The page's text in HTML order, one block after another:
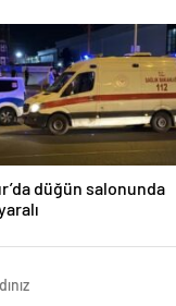
düğün salonunda